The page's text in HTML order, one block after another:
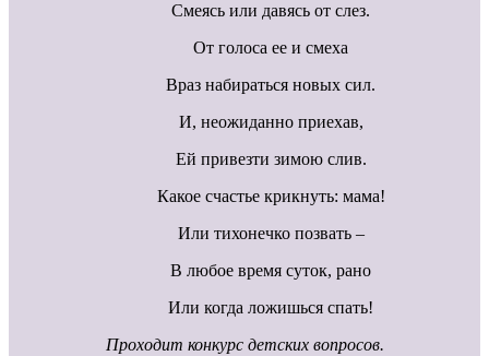
Смеясь или давясь от слез.
От голоса ее и смеха
Враз набираться новых сил.
И, неожиданно приехав,
Ей привезти зимою слив.
Какое счастье крикнуть: мама!
Или тихонечко позвать –
В любое время суток, рано
Или когда ложишься спать!
Проходит конкурс детских вопросов.